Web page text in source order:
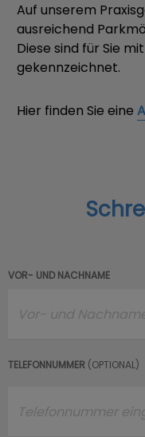
Auf unserem
ausreichend
Diese sind für Sie
gekennzeichnet.
Hier finden Sie eine
VOR- UND NACHNAME
TELEFONNUMMER (OPTIONAL)